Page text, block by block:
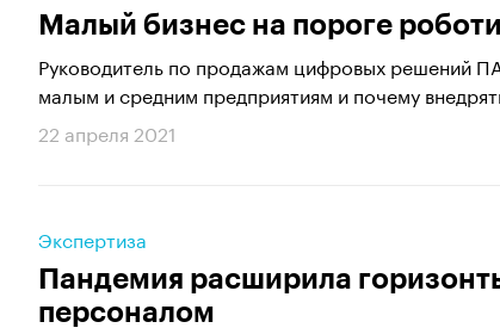
Малый бизнес на пороге
Руководитель по продажам цифровых решений
малым и средним предприятиям и почему
22 апреля 2021
Экспертиза
Пандемия расширила
персоналом